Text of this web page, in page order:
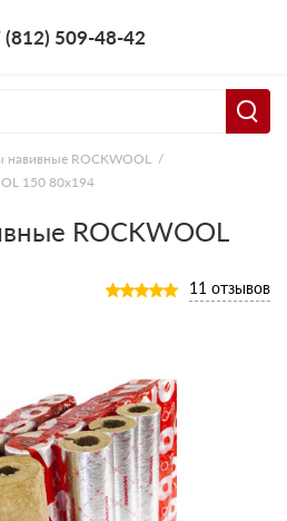
(812) 509-48-42
навивные ROCKWOOL
150 80х194
ROCKWOOL
11 отзывов